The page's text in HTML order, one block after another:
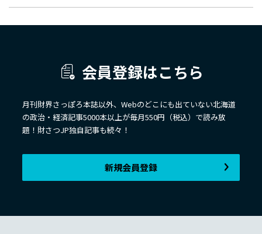
会員登録はこちら
月刊財界さっぽろ本誌以外、Webのどこにも出ていない北海道
の政治・経済記事5000本以上が毎月550円（税込）で読み放
題！財さつJP独自記事も続々！
新規会員登録